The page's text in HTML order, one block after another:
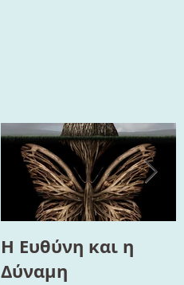
Η Ευθύνη και η
Δύναμη